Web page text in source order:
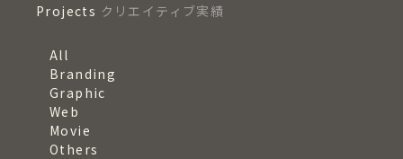
Projects クリエイティブ実績
All
Branding
Graphic
Web
Movie
Others